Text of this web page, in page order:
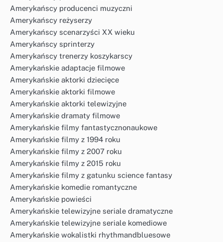
Amerykańscy producenci muzyczni
Amerykańscy reżyserzy
Amerykańscy scenarzyści XX wieku
Amerykańscy sprinterzy
Amerykańscy trenerzy koszykarscy
Amerykańskie adaptacje filmowe
Amerykańskie aktorki dziecięce
Amerykańskie aktorki filmowe
Amerykańskie aktorki telewizyjne
Amerykańskie dramaty filmowe
Amerykańskie filmy fantastycznonaukowe
Amerykańskie filmy z 1994 roku
Amerykańskie filmy z 2007 roku
Amerykańskie filmy z 2015 roku
Amerykańskie filmy z gatunku science fantasy
Amerykańskie komedie romantyczne
Amerykańskie powieści
Amerykańskie telewizyjne seriale dramatyczne
Amerykańskie telewizyjne seriale komediowe
Amerykańskie wokalistki rhythmandbluesowe